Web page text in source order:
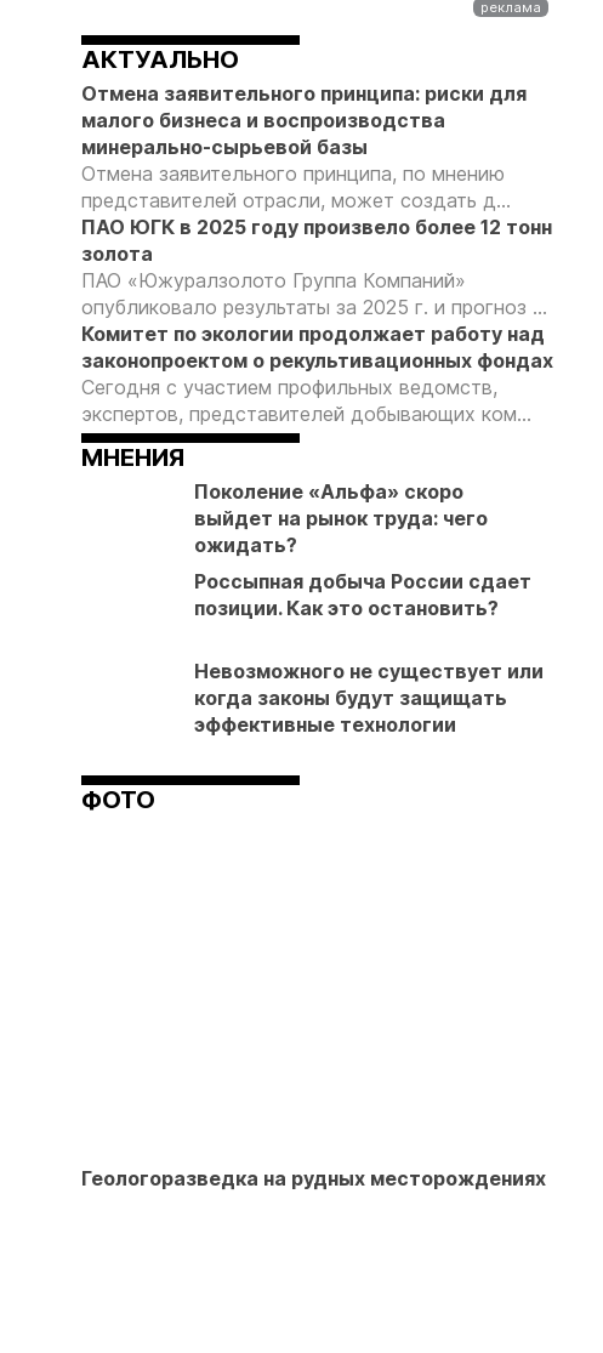
АКТУАЛЬНО
Отмена заявительного принципа: риски для
малого бизнеса и воспроизводства
минерально-сырьевой базы
Отмена заявительного принципа, по мнению
представителей отрасли, может создать д...
ПАО ЮГК в 2025 году произвело более 12 тонн
золота
ПАО «Южуралзолото Группа Компаний»
опубликовало результаты за 2025 г. и прогноз ...
Комитет по экологии продолжает работу над
законопроектом о рекультивационных фондах
Сегодня с участием профильных ведомств,
экспертов, представителей добывающих ком...
МНЕНИЯ
Поколение «Альфа» скоро
выйдет на рынок труда: чего
ожидать?
Россыпная добыча России сдает
позиции. Как это остановить?
Невозможного не существует или
когда законы будут защищать
эффективные технологии
ФОТО
Геологоразведка на рудных месторождениях